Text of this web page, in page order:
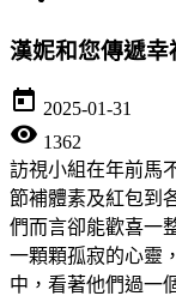
漢妮和您傳遞幸
today 2025-01-31
visibility 1362
訪視小組在年前馬
節補體素及紅包到
們而言卻能歡喜一
一顆顆孤寂的心靈
中，看著他們過一